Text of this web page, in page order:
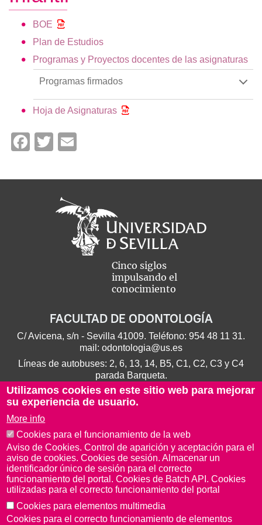
BOE
Plan de Estudios
Programas y Proyectos docentes de las asignaturas
Programas firmados
Hoja de Asignaturas
Facebook
Twitter
Cinco siglos
impulsando el
conocimiento
FACULTAD DE ODONTOLOGÍA
C/ Avicena, s/n - Sevilla 41009. Teléfono: 954 48 11 31.
mail: odontologia@us.es
Líneas de autobuses: 2, 6, 13, 14, B5, C1, C2, C3 y C4
parada Barqueta.
Aviso Legal Protección de datos
Utilizamos cookies en este sitio web para mejorar
su experiencia de usuario.
More info
Cookies para el funcionamiento de la web
Aviso de Cookies. Control de aparición y aceptación para el
aviso de cookies. Cookies de sesión. Almacenar un
identificador único de sesión para el correcto
funcionamiento del portal. Cookies de Batch API. Cookies
utilizadas para el correcto funcionamiento del portal
Cookies para elementos multimedia
Cookies para el correcto funcionamiento de elementos